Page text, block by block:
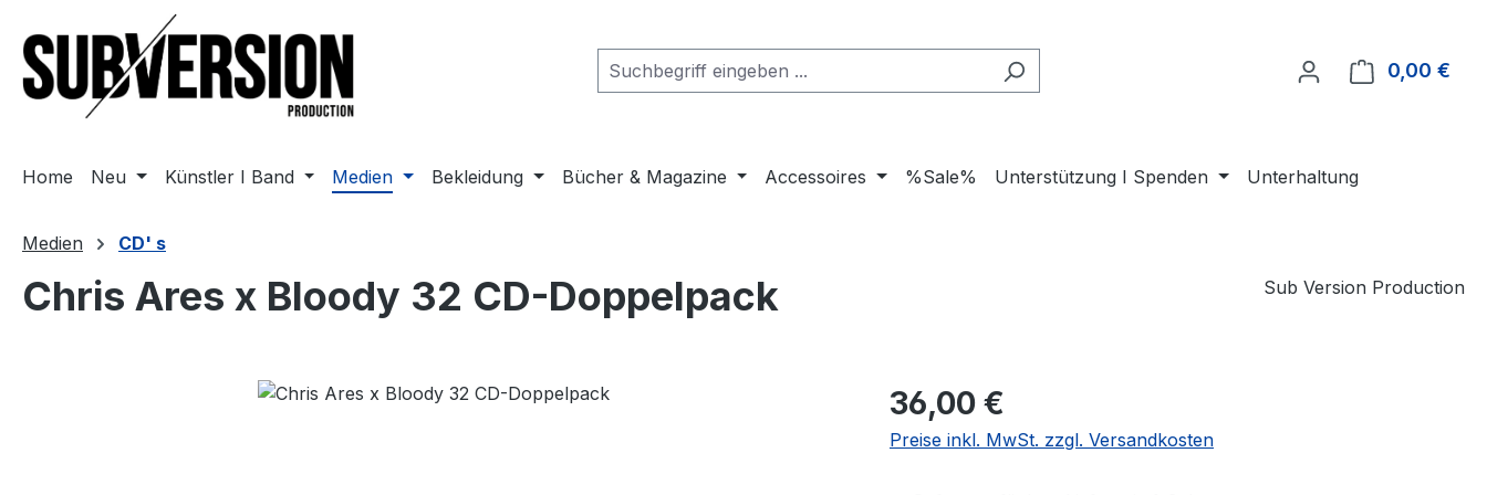
Hauptinhalt springen
Zur Suche springen
Zur Hauptnavigation springen
0,00 €
Home Neu Künstler I Band Medien Bekleidung Bücher & Magazine Accessoires %Sale% Unterstützung I Spenden Unterhaltung
Medien CD' s
Chris Ares x Bloody 32 CD-Doppelpack Sub Version Production
Regulärer Preis:
36,00 €
Preise inkl. MwSt. zzgl. Versandkosten